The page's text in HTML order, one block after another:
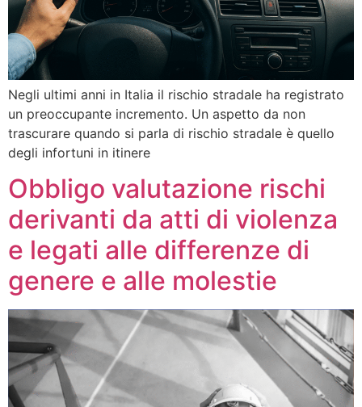
Negli ultimi anni in Italia il rischio stradale ha registrato
un preoccupante incremento. Un aspetto da non
trascurare quando si parla di rischio stradale è quello
degli infortuni in itinere
Obbligo valutazione rischi
derivanti da atti di violenza
e legati alle differenze di
genere e alle molestie